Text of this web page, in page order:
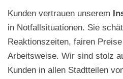
Kunden vertrauen unserem
in Notfallsituationen. Sie
Reaktionszeiten, fairen
Arbeitsweise. Wir sind stolz
Kunden in allen Stadtteilen